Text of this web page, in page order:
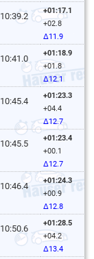
10:39.2
+01:17.1
+02.8
Δ11.9
10:41.0
+01:18.9
+01.8
Δ12.1
10:45.4
+01:23.3
+04.4
Δ12.7
10:45.5
+01:23.4
+00.1
Δ12.7
10:46.4
+01:24.3
+00.9
Δ12.8
10:50.6
+01:28.5
+04.2
Δ13.4